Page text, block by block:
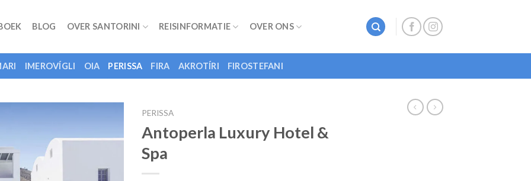
BLOG OVER SANTORINI REISINFORMATIE OVER ONS
IMEROVÍGLI OIA PERISSA FIRA AKROTÍRI FIROSTEFANI
PERISSA
Antoperla Luxury Hotel &
Spa